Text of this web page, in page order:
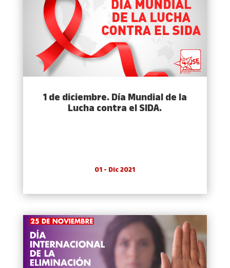
1 de diciembre. Día Mundial de la
Lucha contra el SIDA.
01 - Dic 2021